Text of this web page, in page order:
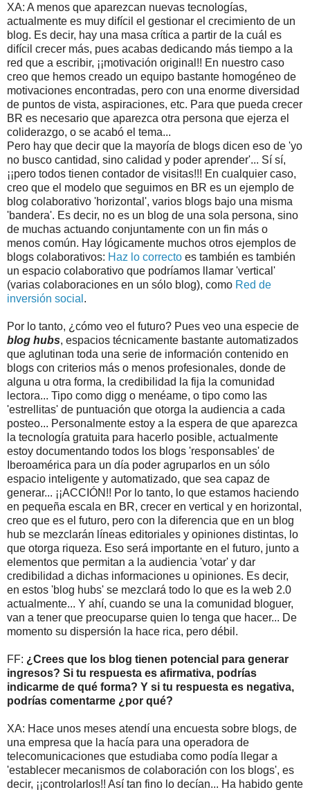
XA: A menos que aparezcan nuevas tecnologías,
actualmente es muy difícil el gestionar el crecimiento de un
blog. Es decir, hay una masa crítica a partir de la cuál es
difícil crecer más, pues acabas dedicando más tiempo a la
red que a escribir, ¡¡motivación original!! En nuestro caso
creo que hemos creado un equipo bastante homogéneo de
motivaciones encontradas, pero con una enorme diversidad
de puntos de vista, aspiraciones, etc. Para que pueda crecer
BR es necesario que aparezca otra persona que ejerza el
coliderazgo, o se acabó el tema...
Pero hay que decir que la mayoría de blogs dicen eso de 'yo
no busco cantidad, sino calidad y poder aprender'... Sí sí,
¡¡pero todos tienen contador de visitas!!! En cualquier caso,
creo que el modelo que seguimos en BR es un ejemplo de
blog colaborativo 'horizontal', varios blogs bajo una misma
'bandera'. Es decir, no es un blog de una sola persona, sino
de muchas actuando conjuntamente con un fin más o
menos común. Hay lógicamente muchos otros ejemplos de
blogs colaborativos: Haz lo correcto es también es también
un espacio colaborativo que podríamos llamar 'vertical'
(varias colaboraciones en un sólo blog), como Red de
inversión social .
Por lo tanto, ¿cómo veo el futuro? Pues veo una especie de
blog hubs, espacios técnicamente bastante automatizados
que aglutinan toda una serie de información contenido en
blogs con criterios más o menos profesionales, donde de
alguna u otra forma, la credibilidad la fija la comunidad
lectora... Tipo como digg o menéame, o tipo como las
'estrellitas' de puntuación que otorga la audiencia a cada
posteo... Personalmente estoy a la espera de que aparezca
la tecnología gratuita para hacerlo posible, actualmente
estoy documentando todos los blogs 'responsables' de
Iberoamérica para un día poder agruparlos en un sólo
espacio inteligente y automatizado, que sea capaz de
generar... ¡¡ACCIÓN!! Por lo tanto, lo que estamos haciendo
en pequeña escala en BR, crecer en vertical y en horizontal,
creo que es el futuro, pero con la diferencia que en un blog
hub se mezclarán líneas editoriales y opiniones distintas, lo
que otorga riqueza. Eso será importante en el futuro, junto a
elementos que permitan a la audiencia 'votar' y dar
credibilidad a dichas informaciones u opiniones. Es decir,
en estos 'blog hubs' se mezclará todo lo que es la web 2.0
actualmente... Y ahí, cuando se una la comunidad bloguer,
van a tener que preocuparse quien lo tenga que hacer... De
momento su dispersión la hace rica, pero débil.
FF: ¿Crees que los blog tienen potencial para generar
ingresos? Si tu respuesta es afirmativa, podrías
indicarme de qué forma? Y si tu respuesta es negativa,
podrías comentarme ¿por qué?
XA: Hace unos meses atendí una encuesta sobre blogs, de
una empresa que la hacía para una operadora de
telecomunicaciones que estudiaba como podía llegar a
'establecer mecanismos de colaboración con los blogs', es
decir, ¡¡controlarlos!! Así tan fino lo decían... Ha habido gente